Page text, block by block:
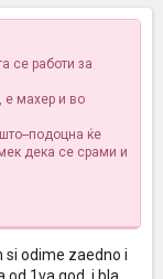
се работи за
е махер и во
подоцна ќе
дека се срами и
si odime zaedno i